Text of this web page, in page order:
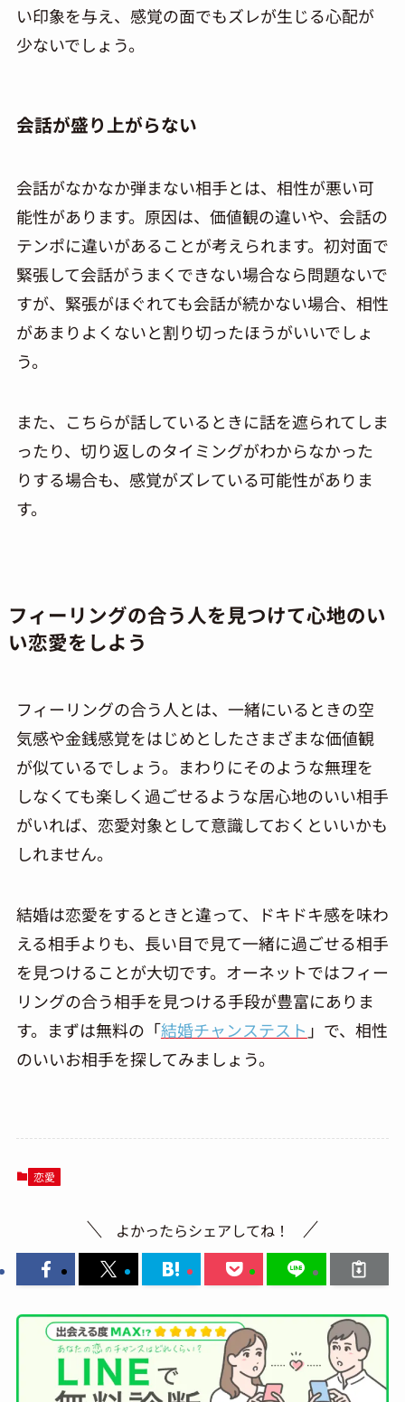
い印象を与え、感覚の面でもズレが生じる心配が
少ないでしょう。
会話が盛り上がらない
会話がなかなか弾まない相手とは、相性が悪い可
能性があります。原因は、価値観の違いや、会話の
テンポに違いがあることが考えられます。初対面で
緊張して会話がうまくできない場合なら問題ないで
すが、緊張がほぐれても会話が続かない場合、相性
があまりよくないと割り切ったほうがいいでしょ
う。
また、こちらが話しているときに話を遮られてしま
ったり、切り返しのタイミングがわからなかった
りする場合も、感覚がズレている可能性がありま
す。
フィーリングの合う人を見つけて心地のい
い恋愛をしよう
フィーリングの合う人とは、一緒にいるときの空
気感や金銭感覚をはじめとしたさまざまな価値観
が似ているでしょう。まわりにそのような無理を
しなくても楽しく過ごせるような居心地のいい相手
がいれば、恋愛対象として意識しておくといいかも
しれません。
結婚は恋愛をするときと違って、ドキドキ感を味わ
える相手よりも、長い目で見て一緒に過ごせる相手
を見つけることが大切です。オーネットではフィー
リングの合う相手を見つける手段が豊富にありま
す。まずは無料の「結婚チャンステスト 」 で、相性
のいいお相手を探してみましょう。
恋愛
よかったらシェアしてね！